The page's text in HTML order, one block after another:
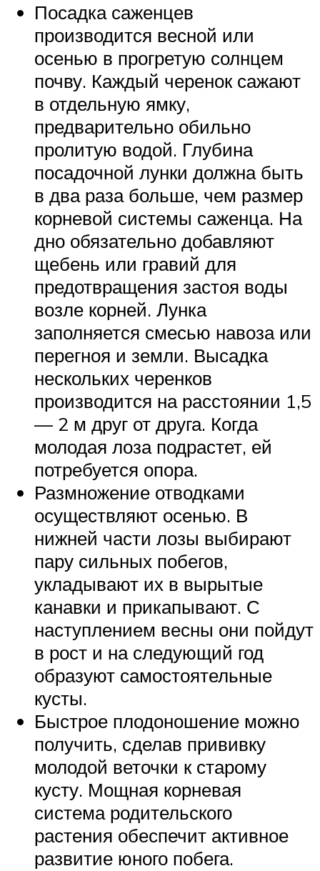
Посадка саженцев
производится весной или
осенью в прогретую солнцем
почву. Каждый черенок сажают
в отдельную ямку,
предварительно обильно
пролитую водой. Глубина
посадочной лунки должна быть
в два раза больше, чем размер
корневой системы саженца. На
дно обязательно добавляют
щебень или гравий для
предотвращения застоя воды
возле корней. Лунка
заполняется смесью навоза или
перегноя и земли. Высадка
нескольких черенков
производится на расстоянии 1,5
— 2 м друг от друга. Когда
молодая лоза подрастет, ей
потребуется опора.
Размножение отводками
осуществляют осенью. В
нижней части лозы выбирают
пару сильных побегов,
укладывают их в вырытые
канавки и прикапывают. С
наступлением весны они пойдут
в рост и на следующий год
образуют самостоятельные
кусты.
Быстрое плодоношение можно
получить, сделав прививку
молодой веточки к старому
кусту. Мощная корневая
система родительского
растения обеспечит активное
развитие юного побега.